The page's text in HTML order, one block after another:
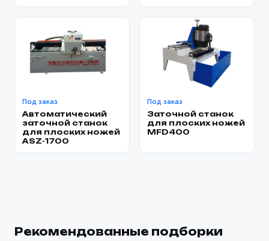
Под заказ
Автоматический
заточной станок
для плоских ножей
ASZ-1700
Под заказ
Заточной станок
для плоских ножей
MFD400
Рекомендованные подборки